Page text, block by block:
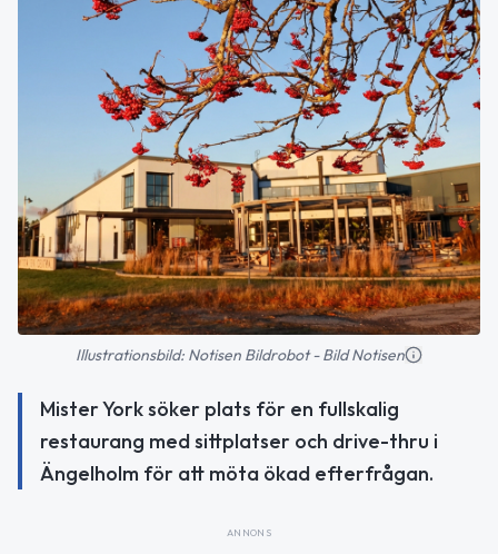
Illustrationsbild: Notisen Bildrobot - Bild Notisen
Mister York söker plats för en fullskalig
restaurang med sittplatser och drive-thru i
Ängelholm för att möta ökad efterfrågan.
ANNONS